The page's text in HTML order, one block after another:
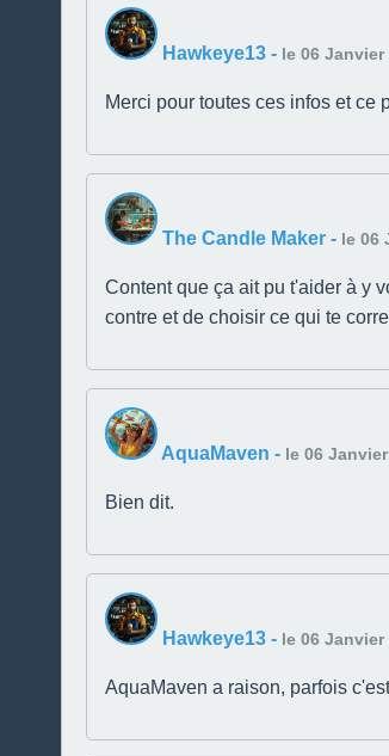
Hawkeye13 - le 06 Janvier
Merci pour toutes ces infos et ce
The Candle Maker - le 06
Content que ça ait pu t'aider à y
contre et de choisir ce qui te
AquaMaven - le 06
Bien dit.
Hawkeye13 - le 06 Janvier
AquaMaven a raison, parfois